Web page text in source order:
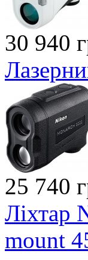
30 940
25 740
Ліхтар
mount